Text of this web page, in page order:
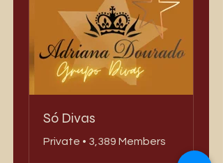
Só Divas
Private • 3,389 Members